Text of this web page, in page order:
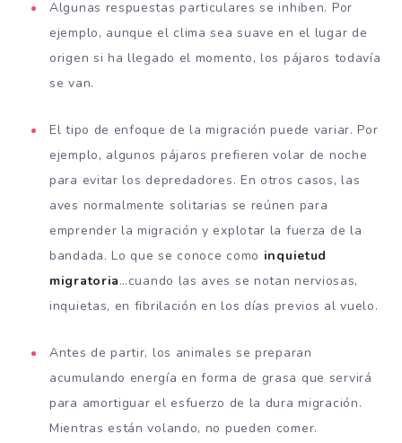
Algunas respuestas particulares se inhiben. Por
ejemplo, aunque el clima sea suave en el lugar de
origen si ha llegado el momento, los pájaros todavía
se van.
El tipo de enfoque de la migración puede variar. Por
ejemplo, algunos pájaros prefieren volar de noche
para evitar los depredadores. En otros casos, las
aves normalmente solitarias se reúnen para
emprender la migración y explotar la fuerza de la
bandada. Lo que se conoce como inquietud
migratoria…cuando las aves se notan nerviosas,
inquietas, en fibrilación en los días previos al vuelo.
Antes de partir, los animales se preparan
acumulando energía en forma de grasa que servirá
para amortiguar el esfuerzo de la dura migración.
Mientras están volando, no pueden comer.